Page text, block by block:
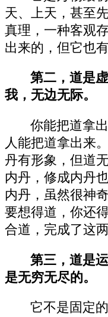
天、上天，甚至
真理，一种客观
出来的，但它也
第二，道是
我，无边无际。
你能把道拿
人能把道拿出来
丹有形象，但道
内丹，修成内丹
内丹，虽然很神
要想得道，你还
合道，完成了这
第三，道是
是无穷无尽的。
它不是固定